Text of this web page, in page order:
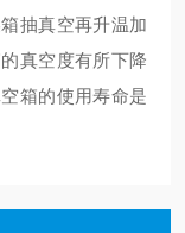
抽真空再升温加
真空度有所下降
箱的使用寿命是